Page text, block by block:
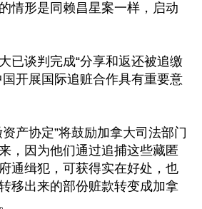
情形是同赖昌星案一样，启动
已谈判完成“分享和返还被追缴
国开展国际追赃合作具有重要意
产协定”将鼓励加拿大司法部门
，因为他们通过追捕这些藏匿
通缉犯，可获得实在好处，也
移出来的部份赃款转变成加拿